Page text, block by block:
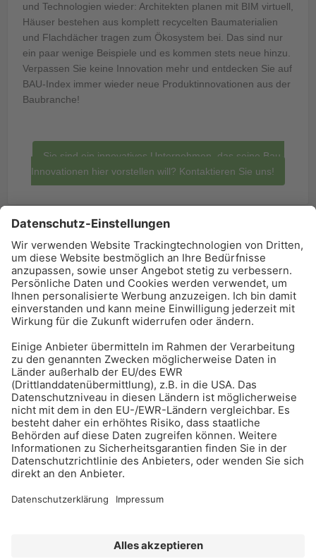
und Technologien wieder: Architekten planen mit BIM virtuell,
Häuser bestehen aus komplett recycelten Baumaterialien
und Flachdächer tragen zum Ökosystem bei. Das sind nur
ein paar wenige Beispiele und es kommen stets neue hinzu.
Verpassen Sie keine Innovation mehr und entdecken Sie auf
BAU-Index immer wieder neue Produktinnovationen aus der
Baubranche!
Sie sind ein innovatives Unternehmen, das seine Bau-
Innovationen hier vorstellen will? Kontaktieren Sie uns!
BAU-Index Newsletter
Erhalten Sie regelmäßig Benachrichtigungen zu den
Zur Anmeldung
Meistgelesen:Bauwerksabdichtung
Impressum Bildrechte
Widerrufsrecht für Verbraucher